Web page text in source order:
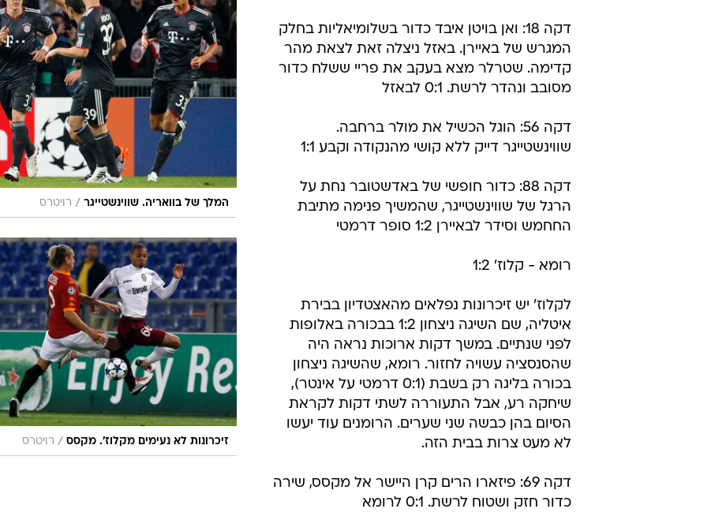
המלך של בוואריה. שווינשטייגר / רויטרס
זיכרונות לא נעימים מקלוז'. מקסס / רויטרס
דקה 18: ואן בויטן איבד כדור בשלומיאליות בחלק
המגרש של באיירן. באזל ניצלה זאת לצאת מהר
קדימה. שטרלר מצא בעקב את פריי ששלח כדור
מסובב ונהדר לרשת. 0:1 לבאזל
דקה 56: הוגל הכשיל את מולר ברחבה.
שווינשטייגר דייק ללא קושי מהנקודה וקבע 1:1
דקה 88: כדור חופשי של באדשטובר נחת על
הרגל של שווינשטייגר, שהמשיך פנימה מתיבת
החחמש וסידר לבאיירן 1:2 סופר דרמטי
רומא - קלוז' 1:2
לקלוז' יש זיכרונות נפלאים מהאצטדיון בבירת
איטליה, שם השיגה ניצחון 1:2 בבכורה באלופות
לפני שנתיים. במשך דקות ארוכות נראה היה
שהסנסציה עשויה לחזור. רומא, שהשיגה ניצחון
בכורה בליגה רק בשבת (0:1 דרמטי על אינטר),
שיחקה רע, אבל התעוררה לשתי דקות לקראת
הסיום בהן כבשה שני שערים. הרומנים עוד יעשו
לא מעט צרות בבית הזה.
דקה 69: פיזארו הרים קרן היישר אל מקסס, שירה
כדור חזק ושטוח לרשת. 0:1 לרומא